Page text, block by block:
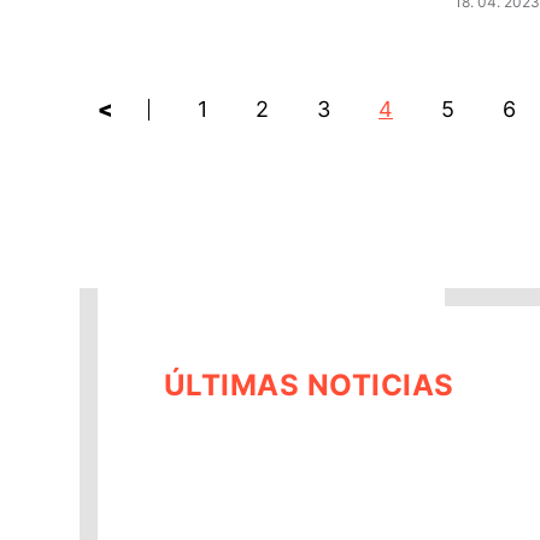
< 1 2 3 4 5 6
ÚLTIMAS NOTICIAS